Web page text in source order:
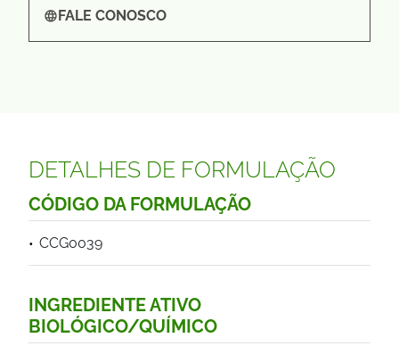
FALE CONOSCO
DETALHES DE FORMULAÇÃO
CÓDIGO DA FORMULAÇÃO
CCG0039
INGREDIENTE ATIVO
BIOLÓGICO/QUÍMICO